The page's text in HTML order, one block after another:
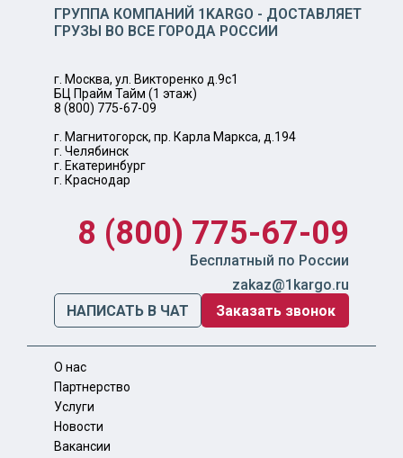
ГРУППА КОМПАНИЙ 1KARGO - ДОСТАВЛЯЕТ
ГРУЗЫ ВО ВСЕ ГОРОДА РОССИИ
г. Москва, ул. Викторенко д.9с1
БЦ Прайм Тайм (1 этаж)
8 (800) 775-67-09
г. Магнитогорск, пр. Карла Маркса, д.194
г. Челябинск
г. Екатеринбург
г. Краснодар
8 (800) 775-67-09
Бесплатный по России
zakaz@1kargo.ru
НАПИСАТЬ В ЧАТ
Заказать звонок
О нас
Партнерство
Услуги
Новости
Вакансии